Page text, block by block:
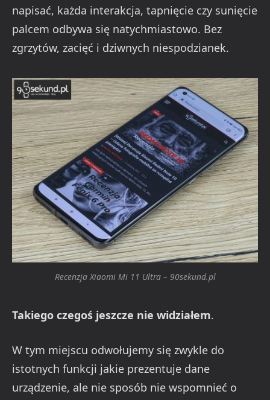
napisać, każda interakcja, tapnięcie czy sunięcie
palcem odbywa się natychmiastowo. Bez
zgrzytów, zacięć i dziwnych niespodzianek.
Recenzja Xiaomi Mi 11 Ultra – 90sekund.pl
Takiego czegoś jeszcze nie widziałem.
W tym miejscu odwołujemy się zwykle do
istotnych funkcji jakie prezentuje dane
urządzenie, ale nie sposób nie wspomnieć o